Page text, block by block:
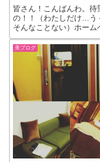
皆さん！こんばんわ。待
の！！（わたしだけ…う
そんなことない）ホーム
ジ...続きをもっと見る
美ブログ